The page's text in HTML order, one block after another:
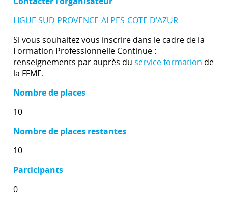
LIGUE SUD PROVENCE-ALPES-COTE D'AZUR
Si vous souhaitez vous inscrire dans le cadre de la
Formation Professionnelle Continue :
renseignements par auprès du service formation de
la FFME.
Nombre de places
10
Nombre de places restantes
10
Participants
0